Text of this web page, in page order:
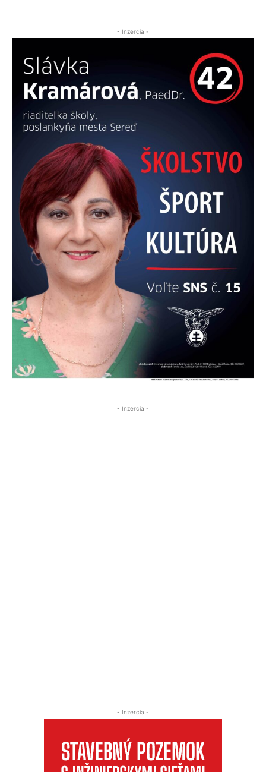
- Inzercia -
- Inzercia -
- Inzercia -